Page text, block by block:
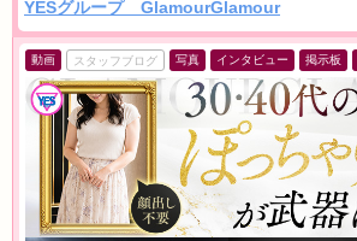
YESグループ GlamourGlamour
動画 スタッフブログ 写真 インタビュー 掲示板